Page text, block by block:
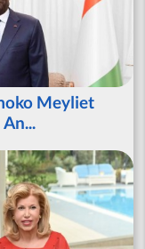
Meyliet